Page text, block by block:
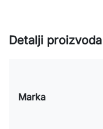
Detalji proizvoda
Marka